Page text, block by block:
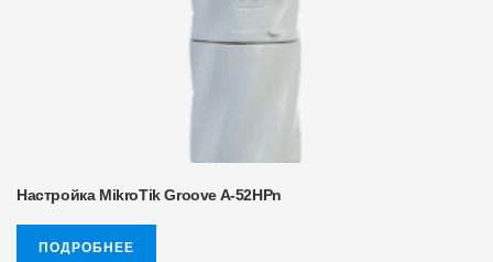
Настройка MikroTik Groove A-52HPn
ПОДРОБНЕЕ